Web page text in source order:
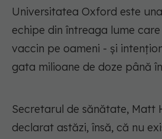
Universitatea Oxford este
echipe din întreaga lume
vaccin pe oameni - și
gata milioane de doze până
Secretarul de sănătate, Matt
declarat astăzi, însă, că nu